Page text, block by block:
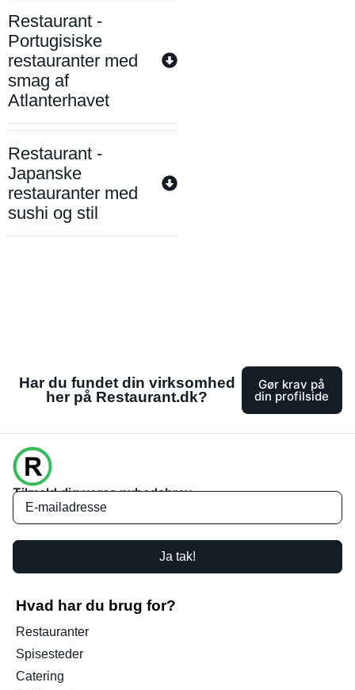
Restaurant -
Portugisiske
restauranter med
smag af
Atlanterhavet
Restaurant -
Japanske
restauranter med
sushi og stil
Har du fundet din virksomhed
her på Restaurant.dk?
Gør krav på
din profilside
Tilmeld dig vores nyhedsbrev
Ja tak!
Hvad har du brug for?
Restauranter
Spisesteder
Catering